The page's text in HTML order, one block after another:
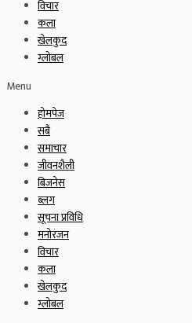
विचार
कला
खेलकुद
ग्लोबल
Menu
होमपेज
सबै
समाचार
जीवनशैली
बिजनेस
ब्लग
सूचना प्रविधि
मनोरंजन
विचार
कला
खेलकुद
ग्लोबल